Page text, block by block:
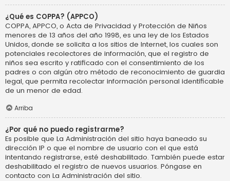
¿Qué es COPPA? (APPCO)
COPPA, APPCO, o Acta de Privacidad y Protección de Niños
menores de 13 años del año 1998, es una ley de los Estados
Unidos, donde se solicita a los sitios de Internet, los cuales son
potenciales recolectores de información, que el registro de
niños sea escrito y ratificado con el consentimiento de los
padres o con algún otro método de reconocimiento de guardia
legal, que permita recolectar información personal identificable
de un menor de edad.
Arriba
¿Por qué no puedo registrarme?
Es posible que La Administración del sitio haya baneado su
dirección IP o que el nombre de usuario con el que está
intentando registrarse, esté deshabilitado. También puede estar
deshabilitado el registro de nuevos usuarios. Póngase en
contacto con La Administración del sitio.